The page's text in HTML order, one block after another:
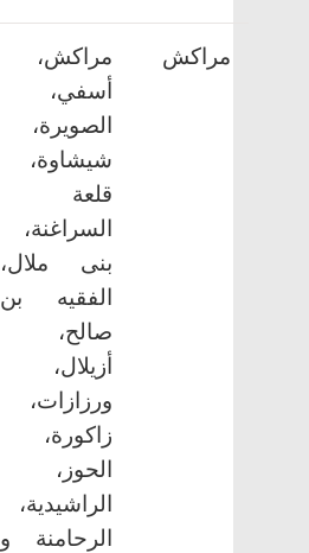
مراكش،
أسفي،
الصويرة،
شيشاوة،
قلعة
السراغنة،
بنى ملال،
الفقيه بن
صالح،
أزيلال،
ورزازات،
زاكورة،
الحوز،
الراشيدية،
الرحامنة و
مراكش